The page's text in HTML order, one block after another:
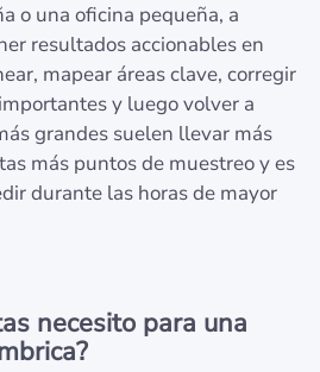
o una oficina pequeña, a
resultados accionables en
mapear áreas clave, corregir
y luego volver a
grandes suelen llevar más
más puntos de muestreo y es
durante las horas de mayor
necesito para una